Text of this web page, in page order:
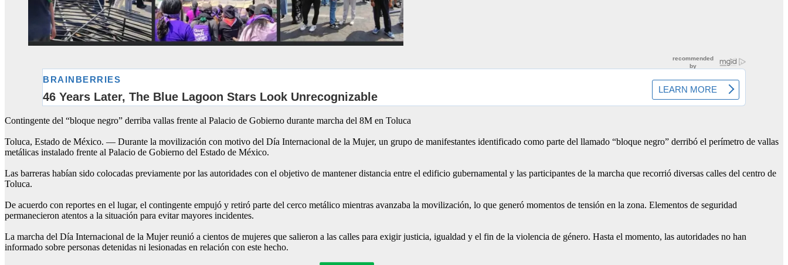
Contingente del “bloque negro” derriba vallas frente al Palacio de Gobierno durante marcha del 8M en Toluca
Toluca, Estado de México. — Durante la movilización con motivo del Día Internacional de la Mujer, un grupo de manifestantes identificado como parte del llamado “bloque negro” derribó el perímetro de vallas
metálicas instalado frente al Palacio de Gobierno del Estado de México.
Las barreras habían sido colocadas previamente por las autoridades con el objetivo de mantener distancia entre el edificio gubernamental y las participantes de la marcha que recorrió diversas calles del centro de
Toluca.
De acuerdo con reportes en el lugar, el contingente empujó y retiró parte del cerco metálico mientras avanzaba la movilización, lo que generó momentos de tensión en la zona. Elementos de seguridad
permanecieron atentos a la situación para evitar mayores incidentes.
La marcha del Día Internacional de la Mujer reunió a cientos de mujeres que salieron a las calles para exigir justicia, igualdad y el fin de la violencia de género. Hasta el momento, las autoridades no han
informado sobre personas detenidas ni lesionadas en relación con este hecho.